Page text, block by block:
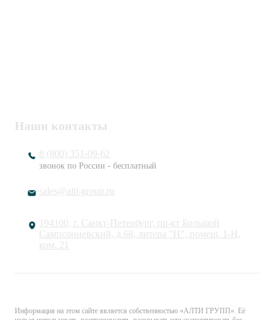
Наши контакты
8 (800) 351-09-62
звонок по России - бесплатный
sales@alti-group.ru
194100, г. Санкт-Петербург, пр-кт Большой
Сампсониевский, д.68, литера "Н", помещ. 1-Н,
ком. 21
Информация на этом сайте является собственностью «АЛТИ ГРУПП». Её